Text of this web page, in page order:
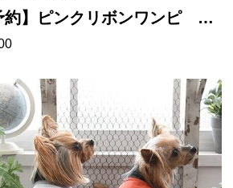
約】ピンクリボンワンピ